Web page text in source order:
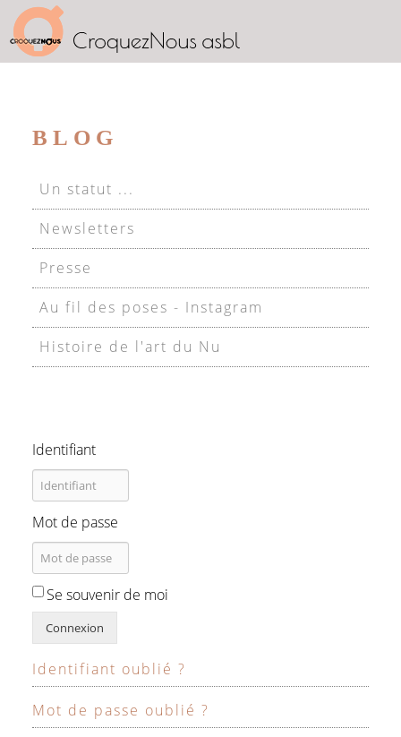
BLOG
Un statut ...
Newsletters
Presse
Au fil des poses - Instagram
Histoire de l'art du Nu
Identifiant
Mot de passe
Se souvenir de moi
Connexion
Identifiant oublié ?
Mot de passe oublié ?